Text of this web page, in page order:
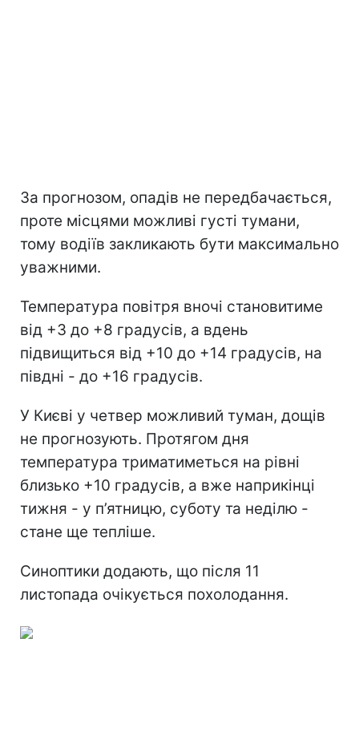
За прогнозом, опадів не передбачається,
проте місцями можливі густі тумани,
тому водіїв закликають бути максимально
уважними.
Температура повітря вночі становитиме
від +3 до +8 градусів, а вдень
підвищиться від +10 до +14 градусів, на
півдні - до +16 градусів.
У Києві у четвер можливий туман, дощів
не прогнозують. Протягом дня
температура триматиметься на рівні
близько +10 градусів, а вже наприкінці
тижня - у п’ятницю, суботу та неділю -
стане ще тепліше.
Синоптики додають, що після 11
листопада очікується похолодання.